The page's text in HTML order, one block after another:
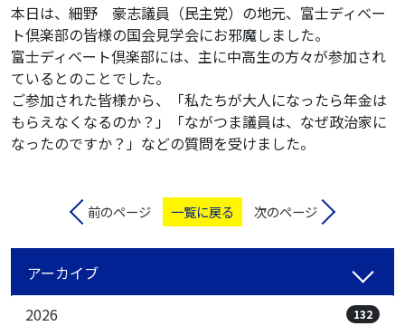
本日は、細野 豪志議員（民主党）の地元、富士ディベー
ト倶楽部の皆様の国会見学会にお邪魔しました。
富士ディベート倶楽部には、主に中高生の方々が参加され
ているとのことでした。
ご参加された皆様から、「私たちが大人になったら年金は
もらえなくなるのか？」「ながつま議員は、なぜ政治家に
なったのですか？」などの質問を受けました。
前のページ 一覧に戻る 次のページ
アーカイブ
2026
132